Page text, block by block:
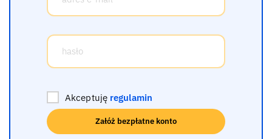
Akceptuję regulamin
Załóż bezpłatne konto